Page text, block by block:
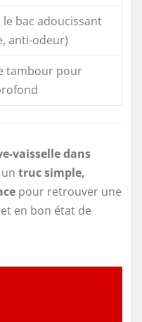
le bac adoucissant
anti-odeur)
tambour pour
vaisselle dans
un truc simple,
pour retrouver une
en bon état de